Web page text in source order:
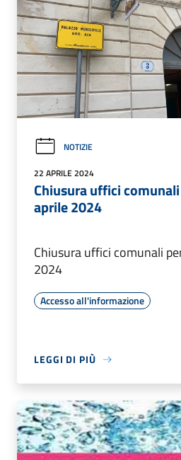
NOTIZIE
22 APRILE 2024
Chiusura uffici
aprile 2024
Chiusura uffici comunali
2024
Accesso all'informazione
LEGGI DI PIÙ